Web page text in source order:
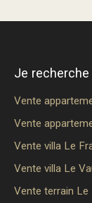
Je recherche
Vente
Vente
Vente villa Le
Vente villa Le
Vente terrain